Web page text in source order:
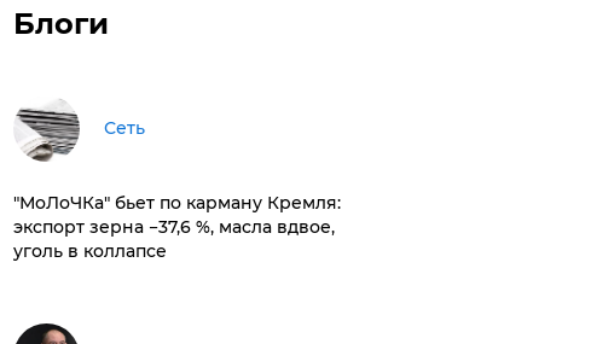
Блоги
Сеть
​"МоЛоЧКа" бьет по карману Кремля:
экспорт зерна −37,6 %, масла вдвое,
уголь в коллапсе